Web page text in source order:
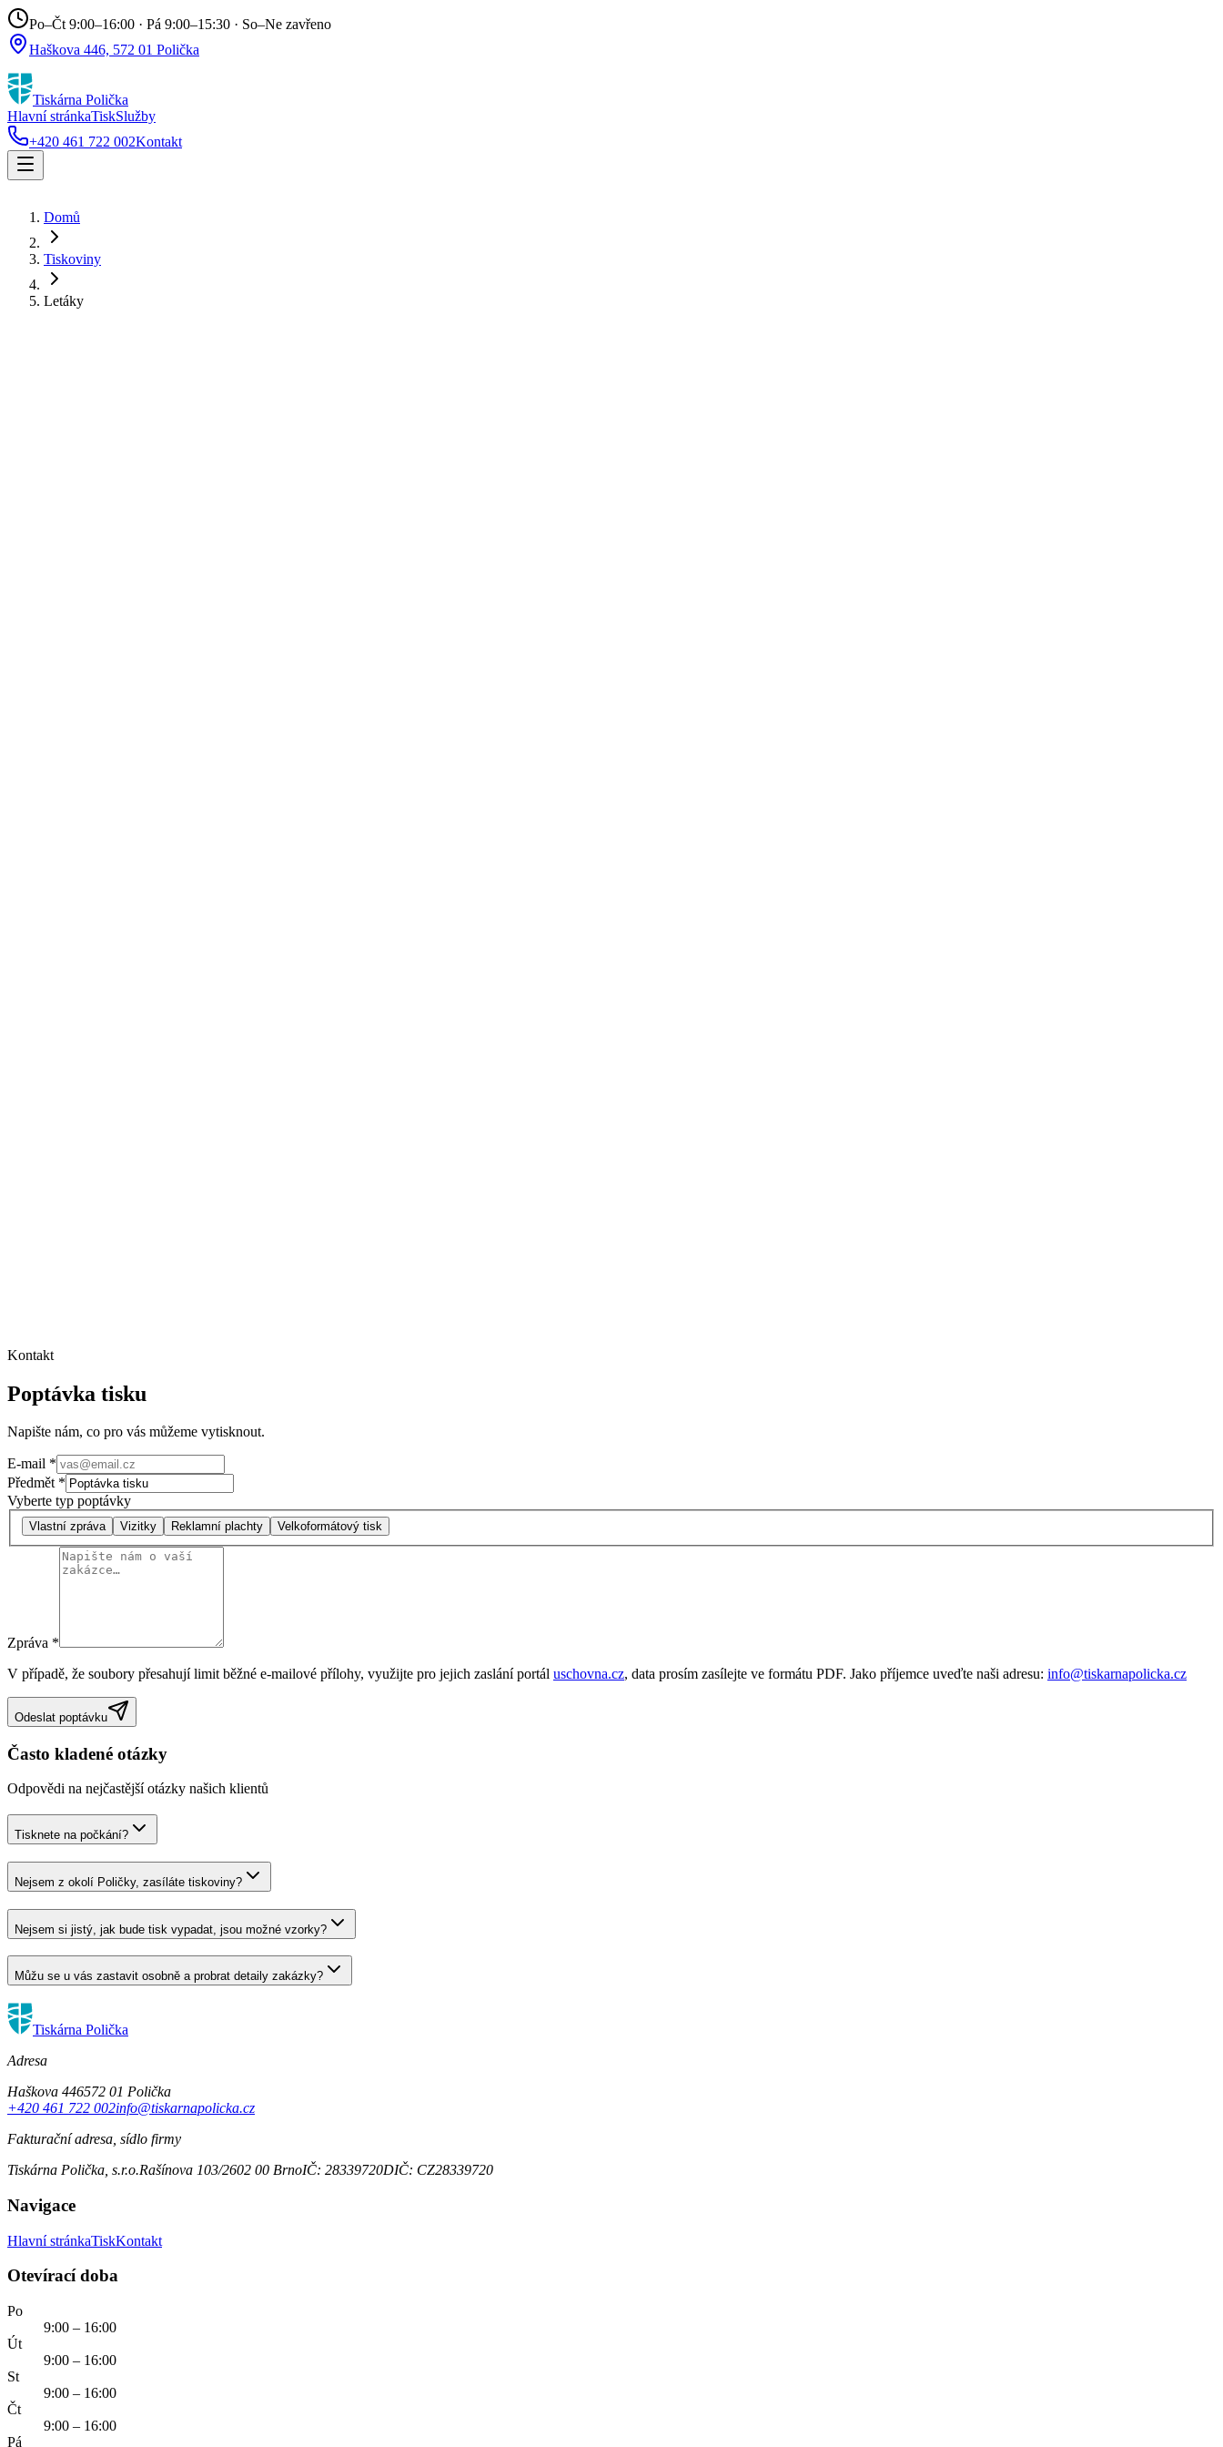
Po–Čt 9:00–16:00 · Pá 9:00–15:30 · So–Ne zavřeno
Haškova 446, 572 01 Polička
Tiskárna Polička
Hlavní stránkaTiskSlužby
+420 461 722 002Kontakt
Domů
Tiskoviny
Letáky
Kontakt
Poptávka tisku
Napište nám, co pro vás můžeme vytisknout.
E-mail *
Předmět *
Vyberte typ poptávky
Vlastní zpráva Vizitky Reklamní plachty Velkoformátový tisk
Zpráva *
V případě, že soubory přesahují limit běžné e-mailové přílohy, využijte pro jejich zaslání portál uschovna.cz, data prosím zasílejte ve formátu PDF. Jako příjemce uveďte naši adresu: info@tiskarnapolicka.cz
Odeslat poptávku
Často kladené otázky
Odpovědi na nejčastější otázky našich klientů
Tisknete na počkání?
Nejsem z okolí Poličky, zasíláte tiskoviny?
Nejsem si jistý, jak bude tisk vypadat, jsou možné vzorky?
Můžu se u vás zastavit osobně a probrat detaily zakázky?
Tiskárna Polička
Adresa
Haškova 446572 01 Polička
+420 461 722 002info@tiskarnapolicka.cz
Fakturační adresa, sídlo firmy
Tiskárna Polička, s.r.o.Rašínova 103/2602 00 BrnoIČ: 28339720DIČ: CZ28339720
Navigace
Hlavní stránkaTiskKontakt
Otevírací doba
Po
9:00 – 16:00
Út
9:00 – 16:00
St
9:00 – 16:00
Čt
9:00 – 16:00
Pá